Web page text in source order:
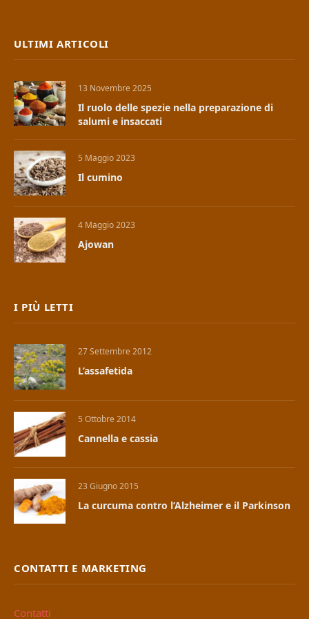
ULTIMI ARTICOLI
13 Novembre 2025
Il ruolo delle spezie nella preparazione di
salumi e insaccati
5 Maggio 2023
Il cumino
4 Maggio 2023
Ajowan
I PIÙ LETTI
27 Settembre 2012
L’assafetida
5 Ottobre 2014
Cannella e cassia
23 Giugno 2015
La curcuma contro l’Alzheimer e il Parkinson
CONTATTI E MARKETING
Contatti